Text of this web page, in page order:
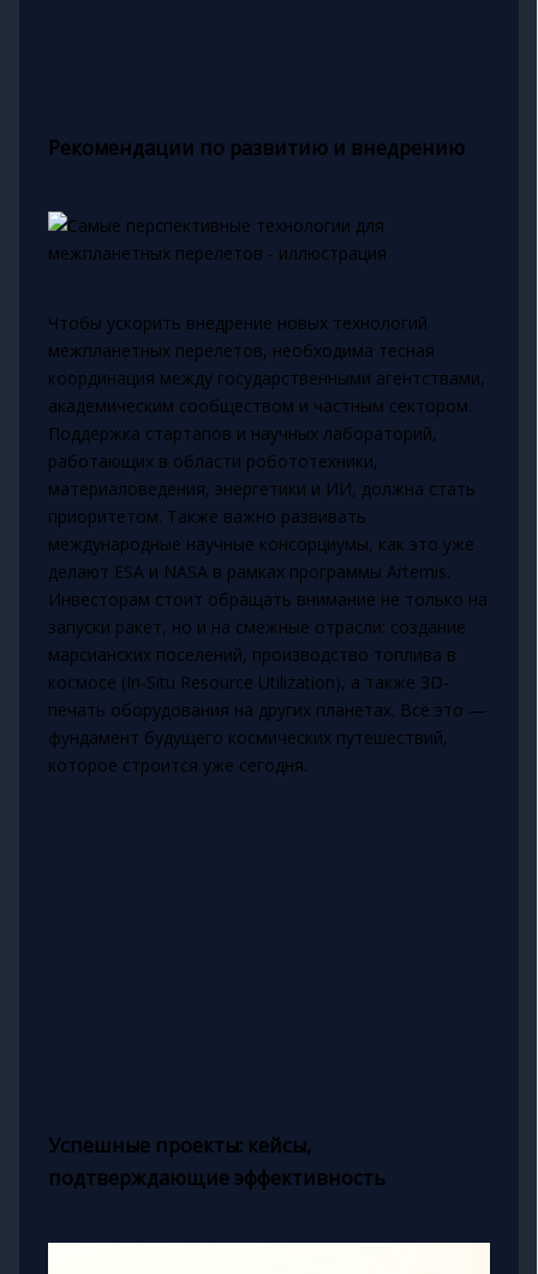
Рекомендации по развитию и внедрению
Чтобы ускорить внедрение новых технологий
межпланетных перелетов, необходима тесная
координация между государственными агентствами,
академическим сообществом и частным сектором.
Поддержка стартапов и научных лабораторий,
работающих в области робототехники,
материаловедения, энергетики и ИИ, должна стать
приоритетом. Также важно развивать
международные научные консорциумы, как это уже
делают ESA и NASA в рамках программы Artemis.
Инвесторам стоит обращать внимание не только на
запуски ракет, но и на смежные отрасли: создание
марсианских поселений, производство топлива в
космосе (In-Situ Resource Utilization), а также 3D-
печать оборудования на других планетах. Всё это —
фундамент будущего космических путешествий,
которое строится уже сегодня.
Успешные проекты: кейсы,
подтверждающие эффективность